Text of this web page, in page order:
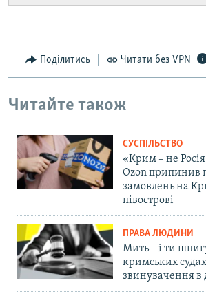
Поділитись Читати без VPN
Читайте також
СУСПІЛЬСТВО
«Крим – не
Ozon припинив
замовлень на
півострові
ПРАВА ЛЮДИНИ
Мить – і ти
кримських
звинувачення в